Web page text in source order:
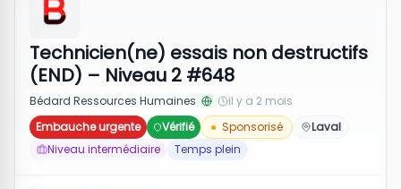
Technicien(ne) essais non destructifs
(END) – Niveau 2 #648
Bédard Ressources Humaines
il y a 2 mois
Embauche urgente
Vérifié ● Sponsorisé
Laval
Niveau intermédiaire
Temps plein